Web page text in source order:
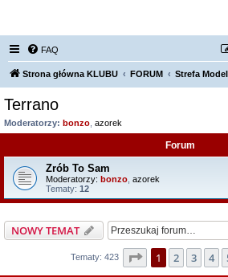
FAQ
Strona główna KLUBU FORUM Strefa
Terrano
Moderatorzy: bonzo azorek
Forum
Zrób To Sam
Moderatorzy: bonzo azorek
Tematy: 12
NOWY TEMAT
Tematy: 423 Strona1 z15
1 2 3 4